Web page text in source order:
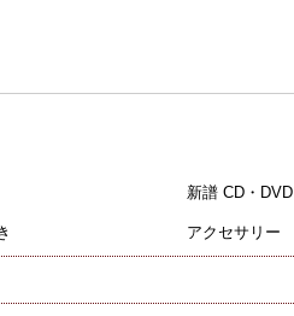
新譜 CD・DVD
アクセサリー